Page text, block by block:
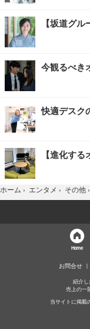
【坂道グ
今観るべき
快適デスク
【進化する
ホーム › エンタメ › その他 ›
Home
お問合せ
紹介し
売上の一
当サイトに掲載